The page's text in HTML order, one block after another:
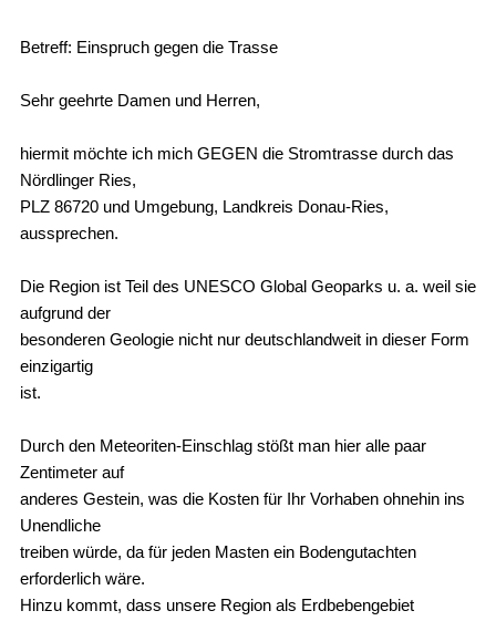
Beteiligung
Betreff: Einspruch gegen die Trasse
Sehr geehrte Damen und Herren,
hiermit möchte ich mich GEGEN die Stromtrasse durch das
Nördlinger Ries,
PLZ 86720 und Umgebung, Landkreis Donau-Ries,
aussprechen.
Die Region ist Teil des UNESCO Global Geoparks u. a. weil sie
aufgrund der
besonderen Geologie nicht nur deutschlandweit in dieser Form
einzigartig
ist.
Durch den Meteoriten-Einschlag stößt man hier alle paar
Zentimeter auf
anderes Gestein, was die Kosten für Ihr Vorhaben ohnehin ins
Unendliche
treiben würde, da für jeden Masten ein Bodengutachten
erforderlich wäre.
Hinzu kommt, dass unsere Region als Erdbebengebiet